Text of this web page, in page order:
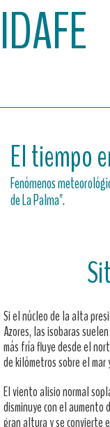
IDAFE
El tiempo
Fenómenos
de La Palma".
Si el núcleo de la alta
Azores, las isobaras
más fría fluye desde el
de kilómetros sobre el
El viento alisio normal
disminuye con el
gran altura y se convierte